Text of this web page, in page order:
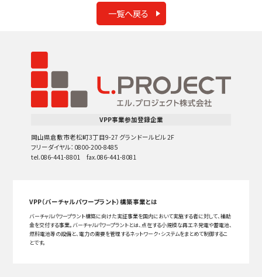
一覧へ戻る
VPP事業参加登録企業
岡山県倉敷市老松町3丁目9-27 グランドールビル 2F
フリーダイヤル：0800-200-8485
tel.086-441-8801 fax.086-441-8081
VPP（バーチャルパワープラント）構築事業とは
バーチャルパワープラント構築に向けた実証事業を国内において実施する者に対して、補助
金を交付する事業。バーチャルパワープラントとは、点在する小規模な再エネ発電や蓄電池、
燃料電池等の設備と、電力の需要を管理するネットワーク・システムをまとめて制御するこ
とです。